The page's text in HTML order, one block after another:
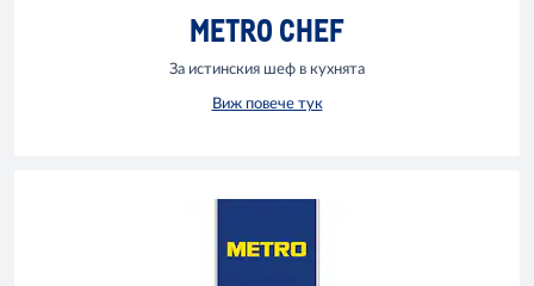
METRO CHEF
За истинския шеф в кухнята
Виж повече тук